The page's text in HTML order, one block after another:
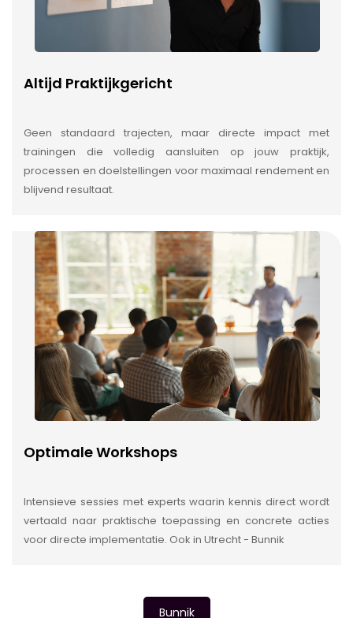
Altijd Praktijkgericht
Geen standaard trajecten, maar directe impact met
trainingen die volledig aansluiten op jouw praktijk,
processen en doelstellingen voor maximaal rendement en
blijvend resultaat.
Optimale Workshops
Intensieve sessies met experts waarin kennis direct wordt
vertaald naar praktische toepassing en concrete acties
voor directe implementatie. Ook in Utrecht - Bunnik
Bunnik